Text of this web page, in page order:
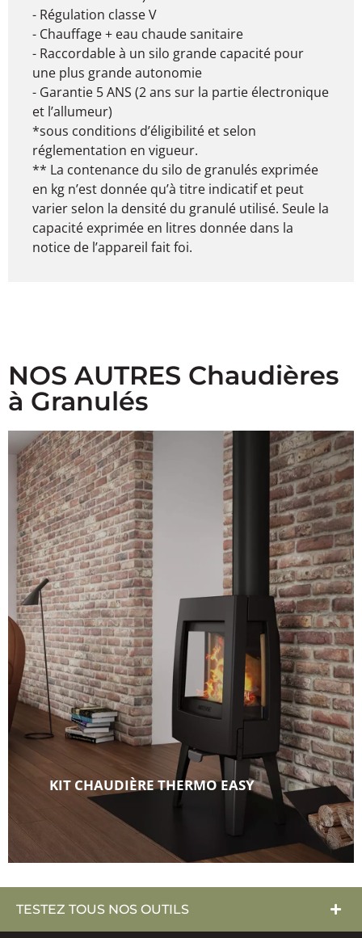
- Régulation classe V
- Chauffage + eau chaude sanitaire
- Raccordable à un silo grande capacité pour
une plus grande autonomie
- Garantie 5 ANS (2 ans sur la partie électronique
et l’allumeur)
*sous conditions d’éligibilité et selon
réglementation en vigueur.
** La contenance du silo de granulés exprimée
en kg n’est donnée qu’à titre indicatif et peut
varier selon la densité du granulé utilisé. Seule la
capacité exprimée en litres donnée dans la
notice de l’appareil fait foi.
NOS AUTRES Chaudières
à Granulés
KIT CHAUDIÈRE THERMO EASY
TESTEZ TOUS NOS OUTILS